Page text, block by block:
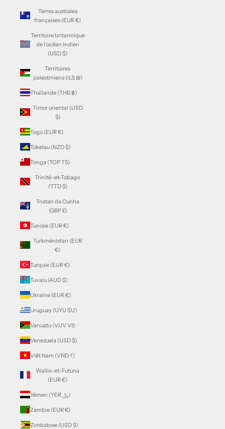
Terres australes
françaises (EUR €)
Territoire britannique
de l’océan Indien
(USD $)
Territoires
palestiniens (ILS ₪)
Thaïlande (THB ฿)
Timor oriental (USD
$)
Togo (EUR €)
Tokelau (NZD $)
Tonga (TOP T$)
Trinité-et-Tobago
(TTD $)
Tristan da Cunha
(GBP £)
Tunisie (EUR €)
Turkménistan (EUR
€)
Turquie (EUR €)
Tuvalu (AUD $)
Ukraine (EUR €)
Uruguay (UYU $U)
Vanuatu (VUV Vt)
Venezuela (USD $)
Viêt Nam (VND ₫)
Wallis-et-Futuna
(EUR €)
Yémen (YER ﷼)
Zambie (EUR €)
Zimbabwe (USD $)